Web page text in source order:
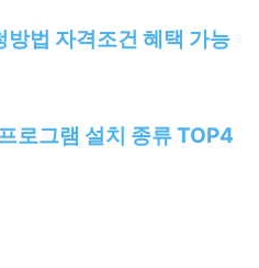
방법 자격조건 혜택 가능
로그램 설치 종류 TOP4